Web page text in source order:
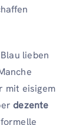
lieben
mit eisigem
dezente